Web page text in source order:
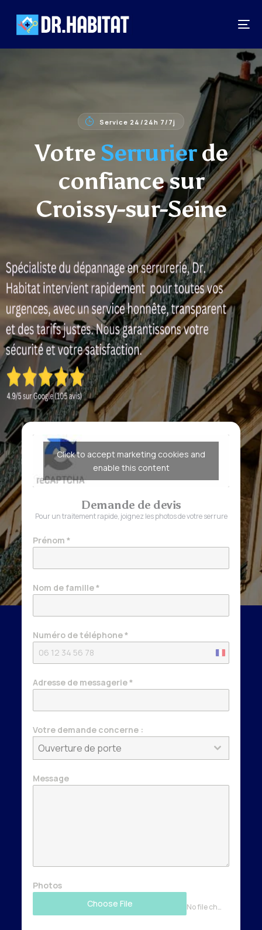
Service 24/24h 7/7j
Votre Serrurier de
confiance sur
Croissy-sur-Seine
Click to accept marketing cookies and
enable this content
Demande de devis
Pour un traitement rapide, joignez les photos de votre serrure
Prénom*
Nom de famille*
Numéro de téléphone*
France
Adresse de messagerie*
Votre demande concerne :
Ouverture de porte
Message
Photos
Choose File
No file chosen